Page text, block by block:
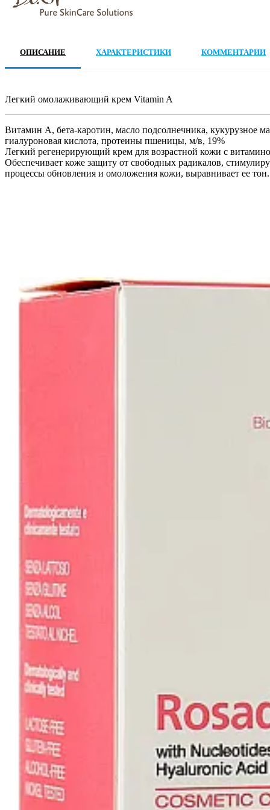
ОПИСАНИЕ ХАРАКТЕРИСТИКИ КОММЕНТАРИИ
Легкий омолаживающий крем Vitamin A
Витамин А, бета-каротин, масло подсолнечника, кукурузное
гиалуроновая кислота, протеины пшеницы, м/в, 19%
Легкий регенерирующий крем для возрастной кожи с
Обеспечивает коже защиту от свободных радикалов,
процессы обновления и омоложения кожи, выравнивает ее тон.